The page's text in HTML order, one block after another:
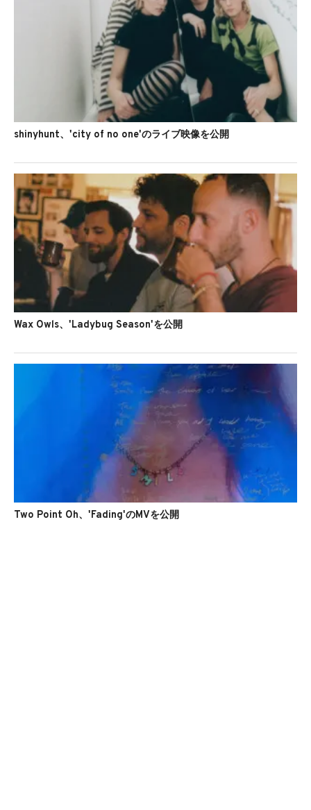
shinyhunt、'city of no one'のライブ映像を公開
Wax Owls、'Ladybug Season'を公開
Two Point Oh、'Fading'のMVを公開